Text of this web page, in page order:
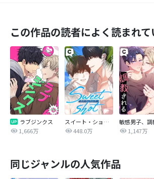
この作品の読者によく読まれ
ラブジンクス
1,666万
スイート・ショット
448.0万
1,147万
同じジャンルの人気作品